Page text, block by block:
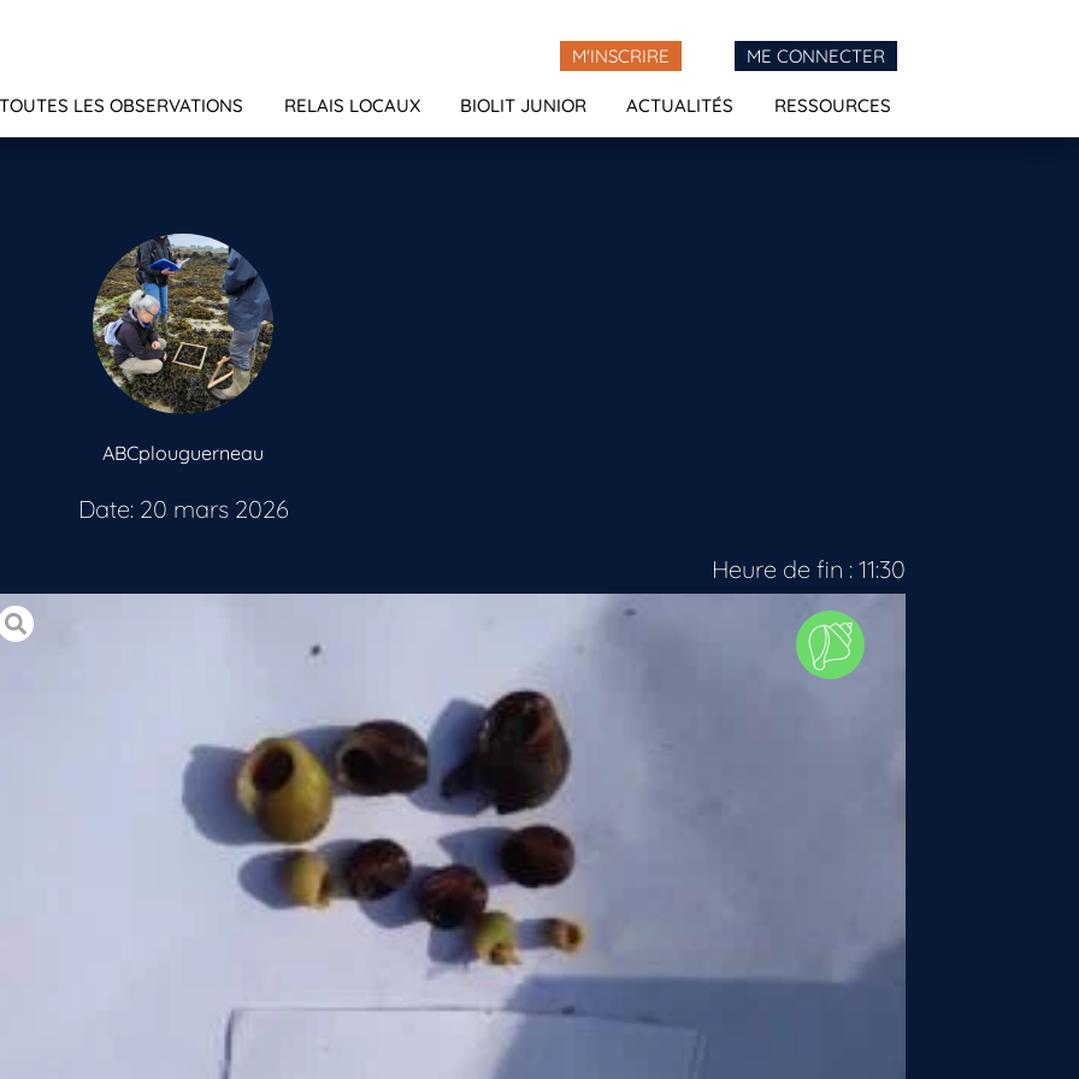
M'INSCRIRE ME CONNECTER
TOUTES LES OBSERVATIONS RELAIS LOCAUX BIOLIT JUNIOR ACTUALITÉS RESSOURCES
ABCplouguerneau
Date: 20 mars 2026
Heure de fin : 11:30